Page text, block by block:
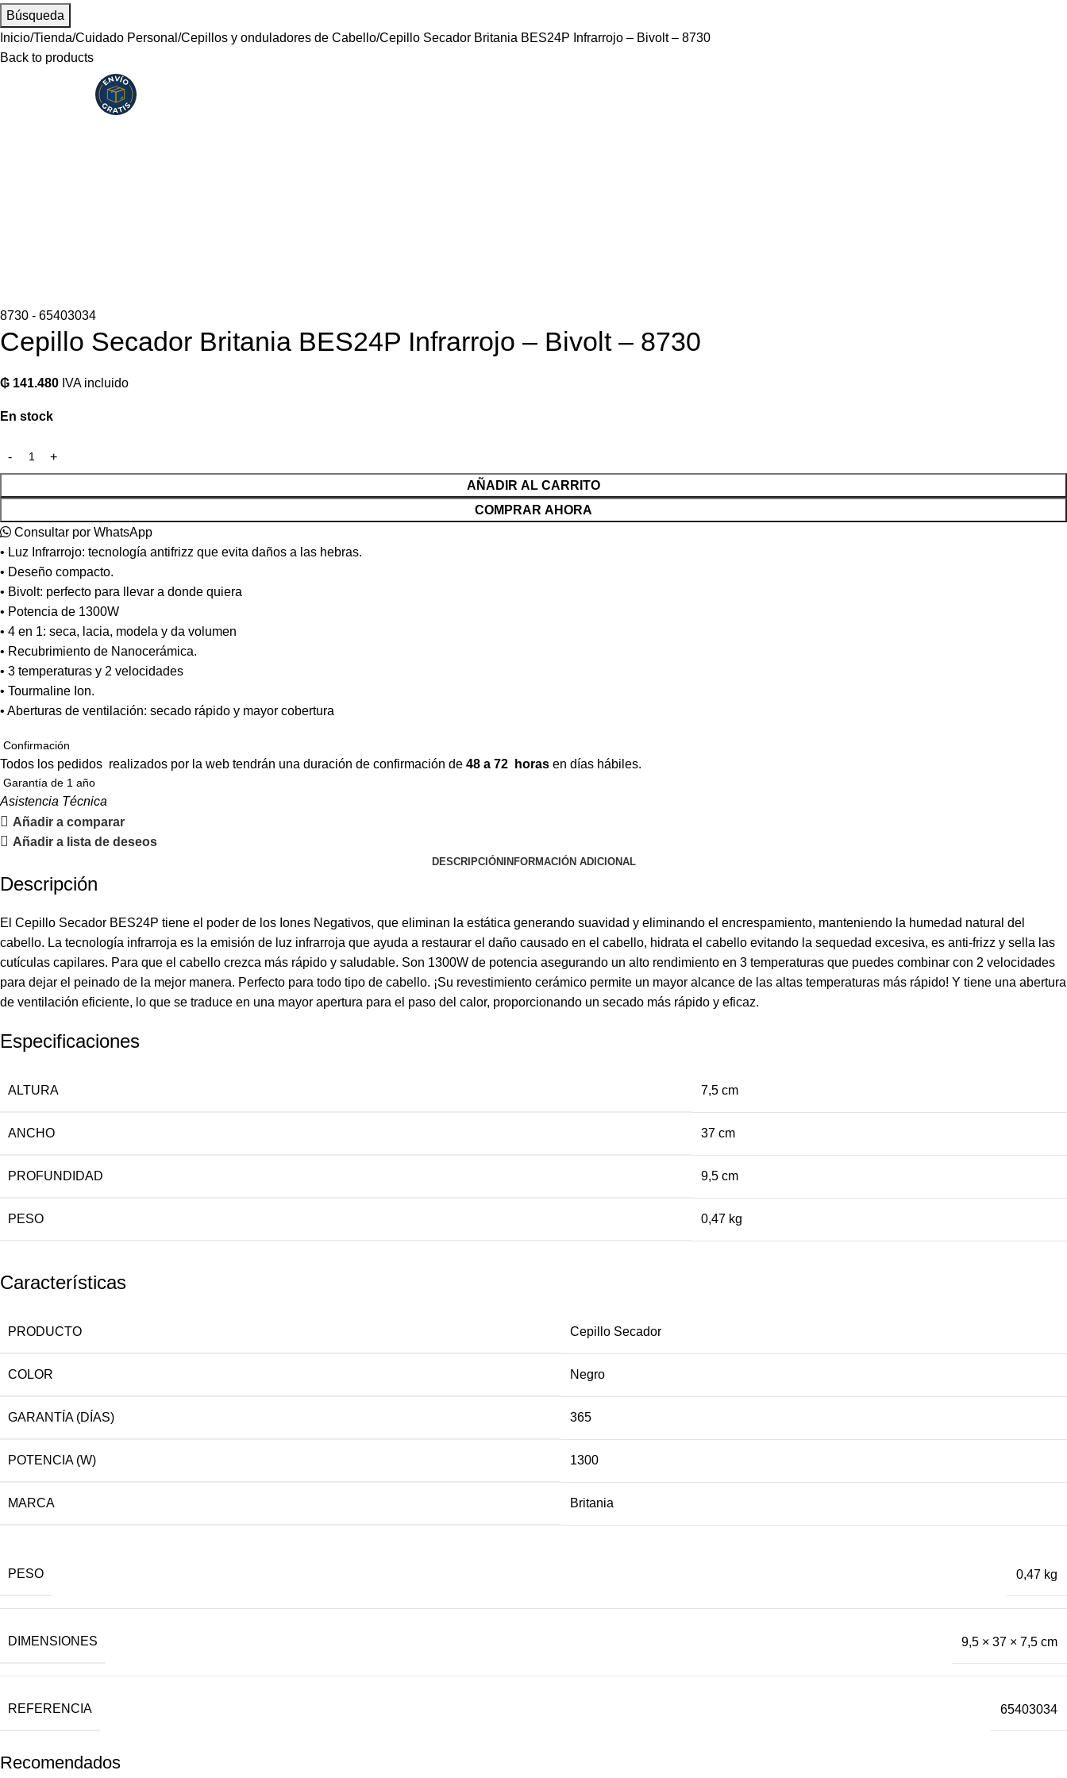
Búsqueda
Inicio Tienda Cuidado Personal Cepillos y onduladores de Cabello Cepillo Secador Britania BES24P Infrarrojo – Bivolt – 8730
Back to products
8730 - 65403034
Cepillo Secador Britania BES24P Infrarrojo – Bivolt – 8730
₲ 141.480 IVA incluido
En stock
AÑADIR AL CARRITO
COMPRAR AHORA
Consultar por WhatsApp
• Luz Infrarrojo: tecnología antifrizz que evita daños a las hebras.
• Deseño compacto.
• Bivolt: perfecto para llevar a donde quiera
• Potencia de 1300W
• 4 en 1: seca, lacia, modela y da volumen
• Recubrimiento de Nanocerámica.
• 3 temperaturas y 2 velocidades
• Tourmaline Ion.
• Aberturas de ventilación: secado rápido y mayor cobertura
Confirmación
Todos los pedidos realizados por la web tendrán una duración de confirmación de 48 a 72 horas en días hábiles.
Garantía de 1 año
Asistencia Técnica
Añadir a comparar
Añadir a lista de deseos
DESCRIPCIÓN INFORMACIÓN ADICIONAL
Descripción
El Cepillo Secador BES24P tiene el poder de los Iones Negativos, que eliminan la estática generando suavidad y eliminando el encrespamiento, manteniendo la humedad natural del
cabello. La tecnología infrarroja es la emisión de luz infrarroja que ayuda a restaurar el daño causado en el cabello, hidrata el cabello evitando la sequedad excesiva, es anti-frizz y sella las
cutículas capilares. Para que el cabello crezca más rápido y saludable. Son 1300W de potencia asegurando un alto rendimiento en 3 temperaturas que puedes combinar con 2 velocidades
para dejar el peinado de la mejor manera. Perfecto para todo tipo de cabello. ¡Su revestimiento cerámico permite un mayor alcance de las altas temperaturas más rápido! Y tiene una abertura
de ventilación eficiente, lo que se traduce en una mayor apertura para el paso del calor, proporcionando un secado más rápido y eficaz.
Especificaciones
ALTURA 7,5 cm
ANCHO 37 cm
PROFUNDIDAD 9,5 cm
PESO 0,47 kg
Características
PRODUCTO Cepillo Secador
COLOR Negro
GARANTÍA (DÍAS) 365
POTENCIA (W) 1300
MARCA Britania
PESO 0,47 kg
DIMENSIONES 9,5 × 37 × 7,5 cm
REFERENCIA 65403034
Recomendados